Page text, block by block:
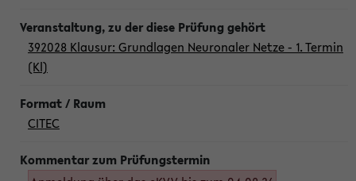
392028 Klausur: Grundlagen Neuronaler Netze - 1. Termin
(Kl)
CITEC